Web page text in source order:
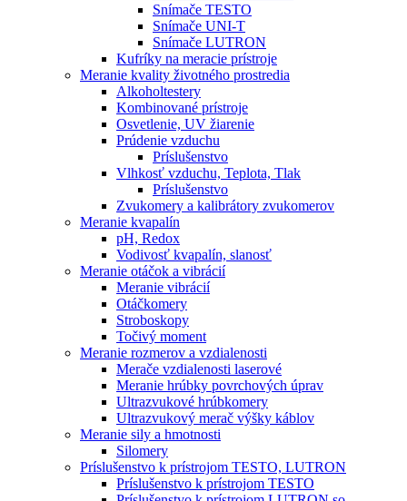
Snímače TESTO
Snímače UNI-T
Snímače LUTRON
Kufríky na meracie prístroje
Meranie kvality životného prostredia
Alkoholtestery
Kombinované prístroje
Osvetlenie, UV žiarenie
Prúdenie vzduchu
Príslušenstvo
Vlhkosť vzduchu, Teplota, Tlak
Príslušenstvo
Zvukomery a kalibrátory zvukomerov
Meranie kvapalín
pH, Redox
Vodivosť kvapalín, slanosť
Meranie otáčok a vibrácií
Meranie vibrácií
Otáčkomery
Stroboskopy
Točivý moment
Meranie rozmerov a vzdialenosti
Merače vzdialenosti laserové
Meranie hrúbky povrchových úprav
Ultrazvukové hrúbkomery
Ultrazvukový merač výšky káblov
Meranie sily a hmotnosti
Silomery
Príslušenstvo k prístrojom TESTO, LUTRON
Príslušenstvo k prístrojom TESTO